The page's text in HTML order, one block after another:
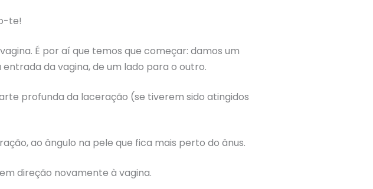
te!
É por aí que temos que começar: damos um
da vagina, de um lado para o outro.
profunda da laceração (se tiverem sido atingidos
ao ângulo na pele que fica mais perto do ânus.
direção novamente à vagina.